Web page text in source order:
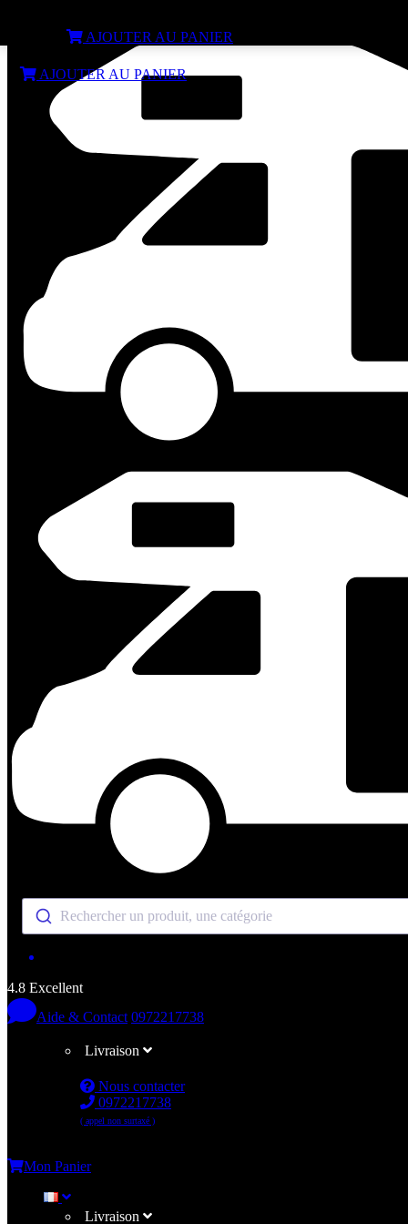
Rechercher un produit, une catégorie
4.8 Excellent
Aide & Contact 0972217738
Livraison
Nous contacter
0972217738
( appel non surtaxé )
Mon Panier
Livraison
AJOUTER AU PANIER
AJOUTER AU PANIER